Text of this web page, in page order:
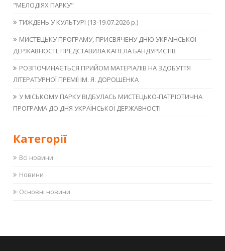
"МЕЛОДІЯХ ПАРКУ"
ТИЖДЕНЬ У КУЛЬТУРІ (13-19.07.2026 р.)
МИСТЕЦЬКУ ПРОГРАМУ, ПРИСВЯЧЕНУ ДНЮ УКРАЇНСЬКОЇ
ДЕРЖАВНОСТІ, ПРЕДСТАВИЛА КАПЕЛА БАНДУРИСТІВ
РОЗПОЧИНАЄТЬСЯ ПРИЙОМ МАТЕРІАЛІВ НА ЗДОБУТТЯ
ЛІТЕРАТУРНОЇ ПРЕМІЇ ІМ. Я. ДОРОШЕНКА
У МІСЬКОМУ ПАРКУ ВІДБУЛАСЬ МИСТЕЦЬКО-ПАТРІОТИЧНА
ПРОГРАМА ДО ДНЯ УКРАЇНСЬКОЇ ДЕРЖАВНОСТІ
Категорії
Всі новини
Новини
Основні новини